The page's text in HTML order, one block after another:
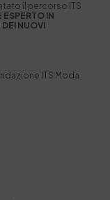
il percorso ITS
ESPERTO IN
NUOVI
ITS Moda